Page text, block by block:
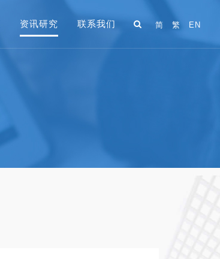
资讯研究 联系我们 简 繁 EN